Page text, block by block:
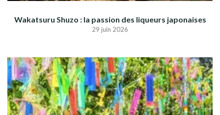
Wakatsuru Shuzo : la passion des liqueurs japonaises
29 juin 2026